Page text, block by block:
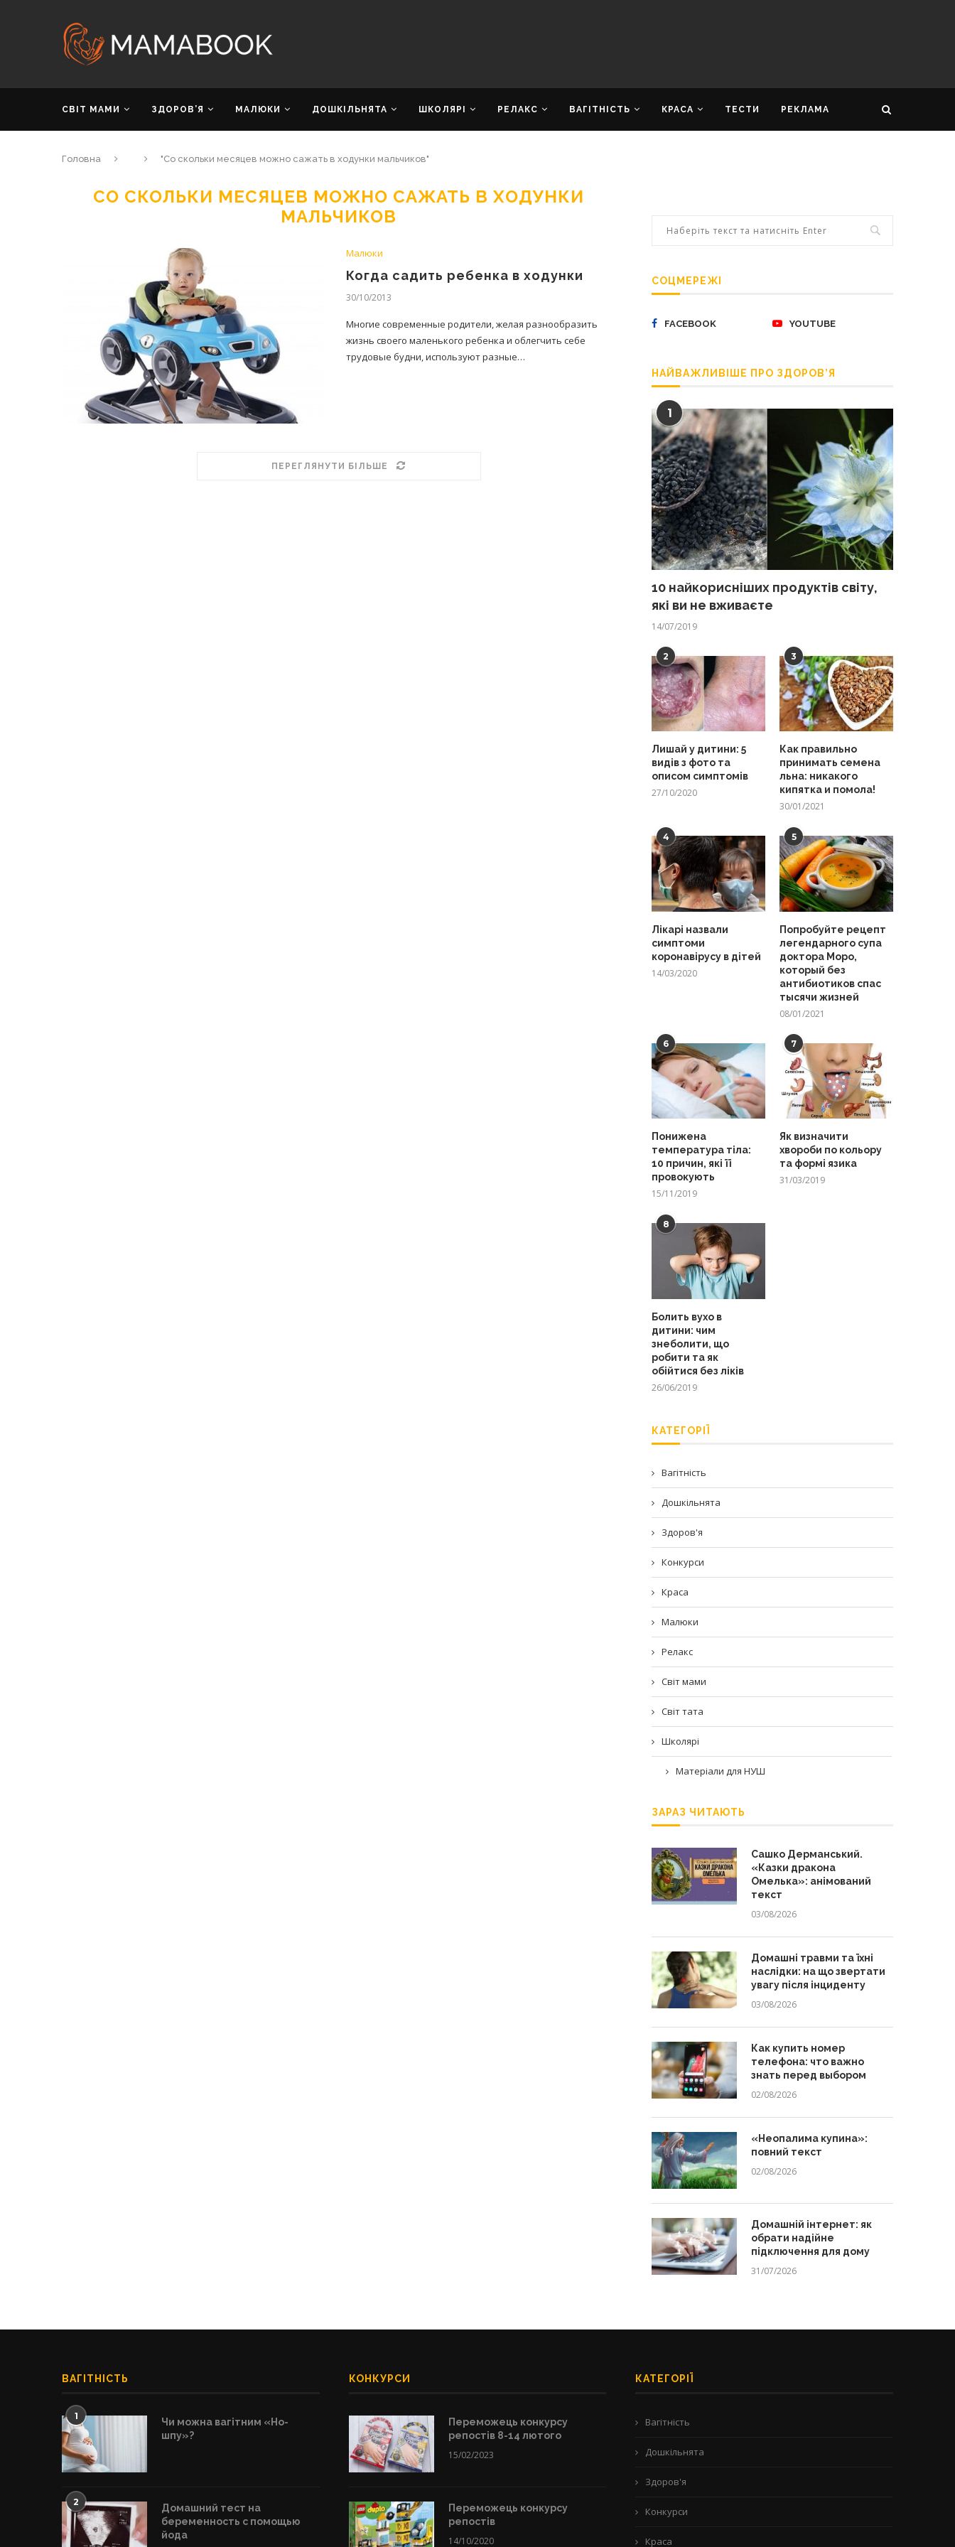
СВІТ МАМИ ЗДОРОВ’Я МАЛЮКИ ДОШКІЛЬНЯТА ШКОЛЯРІ РЕЛАКС ВАГІТНІСТЬ КРАСА ТЕСТИ РЕКЛАМА
Головна "Со скольки месяцев можно сажать в ходунки мальчиков"
СО СКОЛЬКИ МЕСЯЦЕВ МОЖНО САЖАТЬ В ХОДУНКИ
МАЛЬЧИКОВ
Малюки
Когда садить ребенка в ходунки
30/10/2013
Многие современные родители, желая разнообразить
жизнь своего маленького ребенка и облегчить себе
трудовые будни, используют разные…
ПЕРЕГЛЯНУТИ БІЛЬШЕ
СОЦМЕРЕЖІ
FACEBOOK YOUTUBE
НАЙВАЖЛИВІШЕ ПРО ЗДОРОВ’Я
1
10 найкорисніших продуктів світу,
які ви не вживаєте
14/07/2019
2
Лишай у дитини: 5
видів з фото та
описом симптомів
27/10/2020
3
Как правильно
принимать семена
льна: никакого
кипятка и помола!
30/01/2021
4
Лікарі назвали
симптоми
коронавірусу в дітей
14/03/2020
5
Попробуйте рецепт
легендарного супа
доктора Моро,
который без
антибиотиков спас
тысячи жизней
08/01/2021
6
Понижена
температура тіла:
10 причин, які її
провокують
15/11/2019
7
Як визначити
хвороби по кольору
та формі язика
31/03/2019
8
Болить вухо в
дитини: чим
знеболити, що
робити та як
обійтися без ліків
26/06/2019
КАТЕГОРІЇ
Вагітність
Дошкільнята
Здоров'я
Конкурси
Краса
Малюки
Релакс
Світ мами
Світ тата
Школярі
Матеріали для НУШ
ЗАРАЗ ЧИТАЮТЬ
Сашко Дерманський.
«Казки дракона
Омелька»: анімований
текст
03/08/2026
Домашні травми та їхні
наслідки: на що звертати
увагу після інциденту
03/08/2026
Как купить номер
телефона: что важно
знать перед выбором
02/08/2026
«Неопалима купина»:
повний текст
02/08/2026
Домашній інтернет: як
обрати надійне
підключення для дому
31/07/2026
ВАГІТНІСТЬ
1
Чи можна вагітним «Но-
шпу»?
2
Домашний тест на
беременность с помощью
йода
КОНКУРСИ
Переможець конкурсу
репостів 8-14 лютого
15/02/2023
Переможець конкурсу
репостів
14/10/2020
КАТЕГОРІЇ
Вагітність
Дошкільнята
Здоров'я
Конкурси
Краса